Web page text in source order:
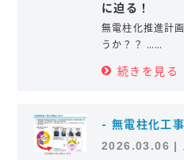
に迫る！
無電柱化推進計
うか？？ ……
続きを見る
- 無電柱化工事
2026.03.06 |